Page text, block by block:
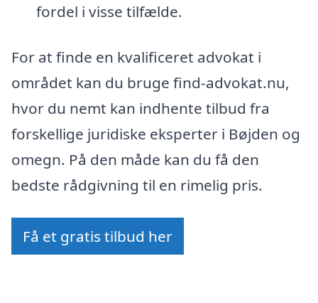
fordel i visse tilfælde.
For at finde en kvalificeret advokat i
området kan du bruge find-advokat.nu,
hvor du nemt kan indhente tilbud fra
forskellige juridiske eksperter i Bøjden og
omegn. På den måde kan du få den
bedste rådgivning til en rimelig pris.
Få et gratis tilbud her